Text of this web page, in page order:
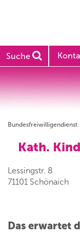
Suche
Bundesfreiwilligendienst
Kath.
Lessingstr. 8
71101 Schönaich
Das erwartet